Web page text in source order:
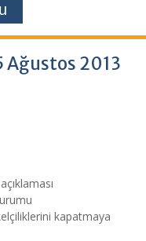
Ağustos 2013
kapatmaya